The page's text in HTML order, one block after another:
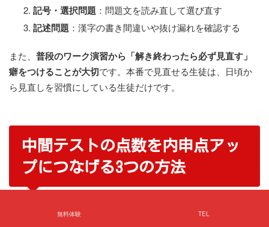
記号・選択問題 ：問題文を読み直して選び直す
記述問題 ：漢字の書き間違いや抜け漏れを確認する
また、 普段のワーク演習から「解き終わったら必ず見直す」
癖をつけることが大切です。本番で見直せる生徒は、日頃か
ら見直しを習慣にしている生徒だけです。
中間テストの点数を内申点アッ
プにつなげる3つの方法
無料体験 TEL